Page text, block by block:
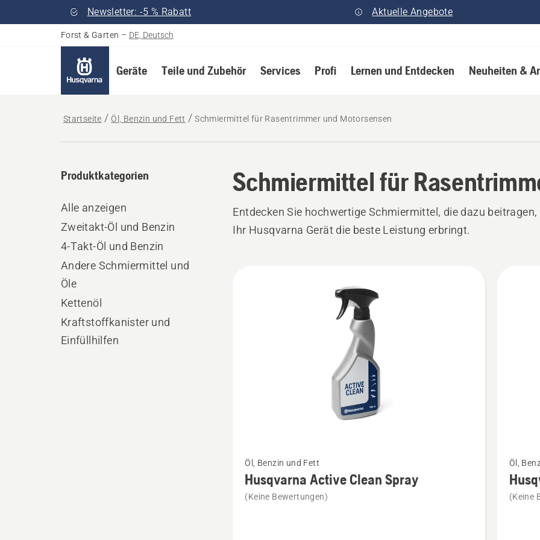
Newsletter: -5 % Rabatt Aktuelle Angebote
Forst & Garten – DE, Deutsch
Geräte Teile und Zubehör Services Profi Lernen und Entdecken Neuheiten &
Startseite Öl, Benzin und Fett Schmiermittel für Rasentrimmer und Motorsensen
Schmiermittel für
Produktkategorien
Alle anzeigen
Zweitakt-Öl und Benzin
4-Takt-Öl und Benzin
Andere Schmiermittel und
Öle
Kettenöl
Kraftstoffkanister und
Einfüllhilfen
Entdecken Sie hochwertige Schmiermittel, die dazu beitragen,
Ihr Husqvarna Gerät die beste Leistung erbringt.
Details
Husqvarna
Öl, Benzin und Fett
Husqvarna Active Clean Spray
(Keine Bewertungen)
Details
Öl,
(Keine